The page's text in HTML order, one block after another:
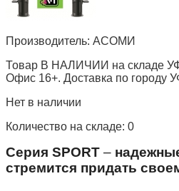
Производитель: АСОМИ
Товар В НАЛИЧИИ на складе
Офис 16+. Доставка по городу
Нет в наличии
Количество на складе: 0
Серия SPORT –
стремится придать